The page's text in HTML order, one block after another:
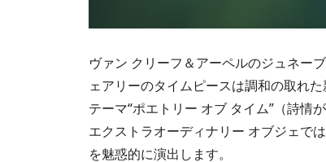
ヴァン クリーフ＆アーペルのジュネー
ェアリーのタイムピースは調和の取れ
テーマ“ポエトリー オブ タイム”（詩情
エクストラオーディナリー オブジェで
を魅惑的に演出します。